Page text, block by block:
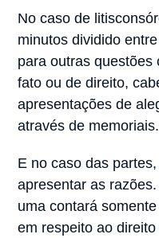
No caso de
minutos dividido
para outras questões
fato ou de direito,
apresentações de
através de memoriais.
E no caso das
apresentar as
uma contará
em respeito ao